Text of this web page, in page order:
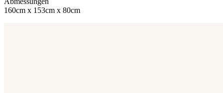
160cm x 153cm x 80cm